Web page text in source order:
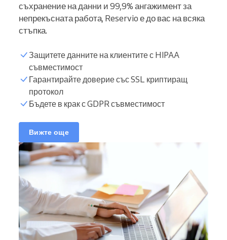
съхранение на данни и 99,9% ангажимент за
непрекъсната работа, Reservio е до вас на всяка
стъпка.
Защитете данните на клиентите с HIPAA
съвместимост
Гарантирайте доверие със SSL криптиращ
протокол
Бъдете в крак с GDPR съвместимост
Вижте още